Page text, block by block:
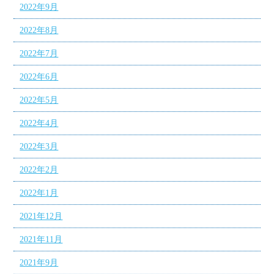
2022年9月
2022年8月
2022年7月
2022年6月
2022年5月
2022年4月
2022年3月
2022年2月
2022年1月
2021年12月
2021年11月
2021年9月